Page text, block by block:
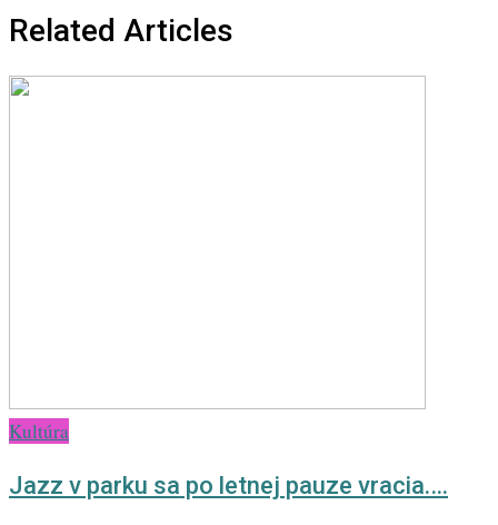
Related Articles
Kultúra
Jazz v parku sa po letnej pauze vracia.…